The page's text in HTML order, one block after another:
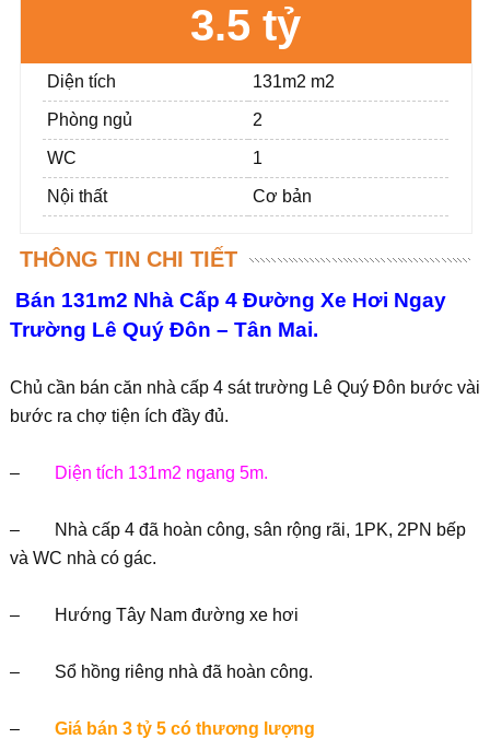
3.5 tỷ
Diện tích 131m2 m2
Phòng ngủ 2
WC 1
Nội thất Cơ bản
THÔNG TIN CHI TIẾT
Bán 131m2 Nhà Cấp 4 Đường Xe Hơi Ngay
Trường Lê Quý Đôn – Tân Mai.
Chủ cần bán căn nhà cấp 4 sát trường Lê Quý Đôn bước vài
bước ra chợ tiện ích đầy đủ.
– Diện tích 131m2 ngang 5m.
– Nhà cấp 4 đã hoàn công, sân rộng rãi, 1PK, 2PN bếp
và WC nhà có gác.
– Hướng Tây Nam đường xe hơi
– Sổ hồng riêng nhà đã hoàn công.
– Giá bán 3 tỷ 5 có thương lượng